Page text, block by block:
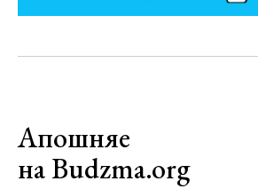
Апошняе
на Budzma.org